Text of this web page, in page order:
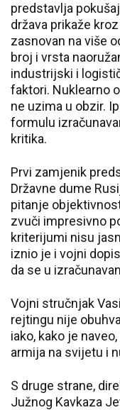
predstavlja
država prikaže
zasnovan na više
broj i vrsta
industrijski i
faktori. Nuklearno
ne uzima u obzir.
formulu
kritika.
Prvi zamjenik
Državne dume
pitanje
zvuči impresivno
kriterijumi nisu
iznio je i vojni
da se u
Vojni stručnjak
rejtingu nije
iako, kako je
armija na svijetu i
S druge strane,
Južnog Kavkaza